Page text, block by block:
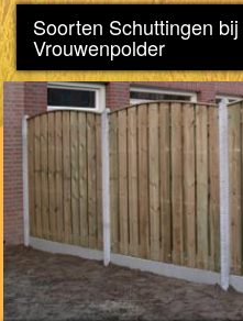
Soorten Schuttingen
Vrouwenpolder